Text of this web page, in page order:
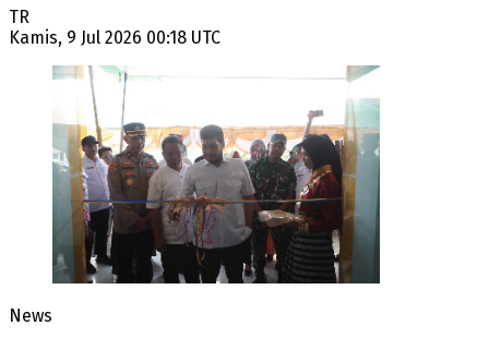
TR
Kamis, 9 Jul 2026 00:18 UTC
News